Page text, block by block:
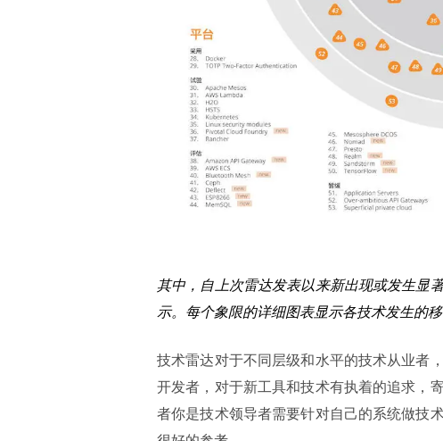
其中，自上次雷达发表以来新出现或发生显
示。每个象限的详细图表显示各技术发生的移
技术雷达对于不同层级和水平的技术从业者
开发者，对于新工具和技术有执着的追求，
者你是技术领导者需要针对自己的系统做技